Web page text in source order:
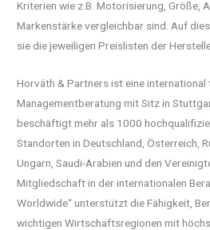
Kriterien wie z.B. Motorisierung, Größe,
Markenstärke vergleichbar sind. Auf
sie die jeweiligen Preislisten der
Horváth & Partners ist eine international
Managementberatung mit Sitz in
beschäftigt mehr als 1000
Standorten in Deutschland, Österreich,
Ungarn, Saudi-Arabien und den
Mitgliedschaft in der internationalen
Worldwide“ unterstützt die Fähigkeit,
wichtigen Wirtschaftsregionen mit